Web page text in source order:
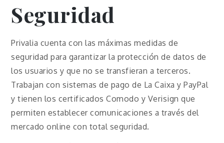
Seguridad
Privalia cuenta con las máximas medidas de
seguridad para garantizar la protección de datos de
los usuarios y que no se transfieran a terceros.
Trabajan con sistemas de pago de La Caixa y PayPal
y tienen los certificados Comodo y Verisign que
permiten establecer comunicaciones a través del
mercado online con total seguridad.